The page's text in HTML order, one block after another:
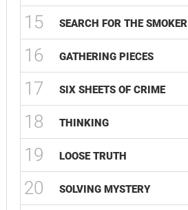
15 SEARCH FOR THE SMOKER
16 GATHERING PIECES
17 SIX SHEETS OF CRIME
18 THINKING
19 LOOSE TRUTH
20 SOLVING MYSTERY